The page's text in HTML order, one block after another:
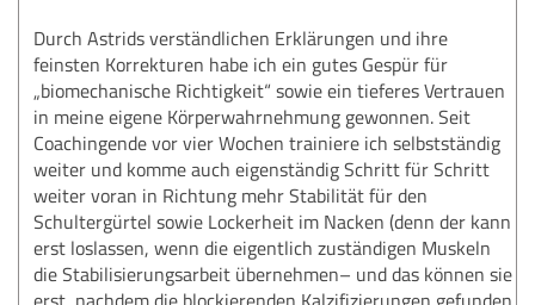
Durch Astrids verständlichen Erklärungen und ihre
feinsten Korrekturen habe ich ein gutes Gespür für
„biomechanische Richtigkeit“ sowie ein tieferes Vertrauen
in meine eigene Körperwahrnehmung gewonnen. Seit
Coachingende vor vier Wochen trainiere ich selbstständig
weiter und komme auch eigenständig Schritt für Schritt
weiter voran in Richtung mehr Stabilität für den
Schultergürtel sowie Lockerheit im Nacken (denn der kann
erst loslassen, wenn die eigentlich zuständigen Muskeln
die Stabilisierungsarbeit übernehmen– und das können sie